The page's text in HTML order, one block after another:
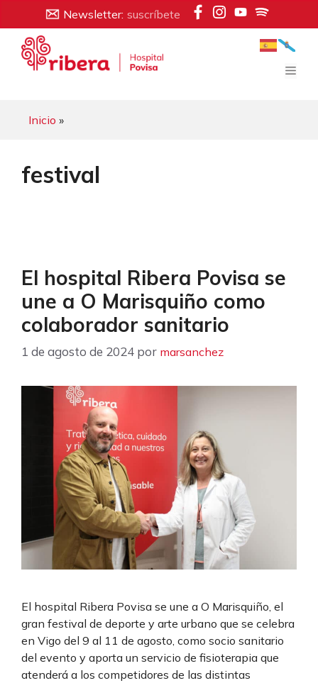
al
contenido
Inicio »
festival
El hospital Ribera Povisa se
une a O Marisquiño como
colaborador sanitario
1 de agosto de 2024 por marsanchez
El hospital Ribera Povisa se une a O Marisquiño, el
gran festival de deporte y arte urbano que se celebra
en Vigo del 9 al 11 de agosto, como socio sanitario
del evento y aporta un servicio de fisioterapia que
atenderá a los competidores de las distintas
Newsletter: suscríbete